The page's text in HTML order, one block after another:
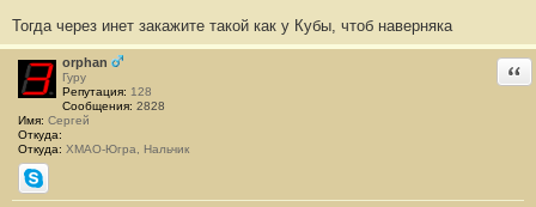
Тогда через инет закажите такой как у Кубы, чтоб наверняка
orphan
Гуру
Репутация: 128
Сообщения: 2828
Имя: Сергей
Откуда:
Откуда: ХМАО-Югра, Нальчик
Skype